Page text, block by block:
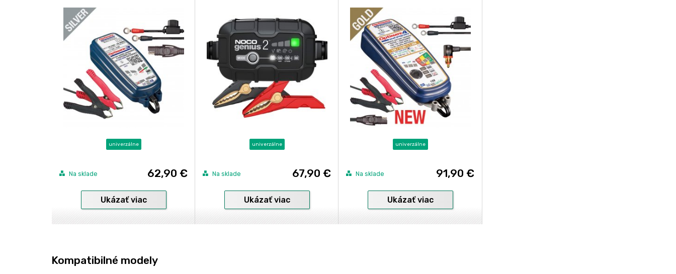
univerzálne
Na sklade 62,90 €
Ukázať viac
univerzálne
Na sklade 67,90 €
Ukázať viac
univerzálne
Na sklade 91,90 €
Ukázať viac
Kompatibilné modely